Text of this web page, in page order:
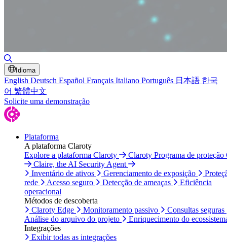
Idioma
English Deutsch Español Français Italiano Português 日本語 한국
어 繁體中文
Solicite uma demonstração
Plataforma
A plataforma Claroty
Explore a plataforma Claroty
Claroty Programa de proteção
Claire, the AI Security Agent
Inventário de ativos
Gerenciamento de exposição
rede
Acesso seguro Detecção de ameaças
Eficiência
operacional
Métodos de descoberta
Claroty Edge
Monitoramento passivo
Consultas seguras
Análise do arquivo do projeto
Enriquecimento do
Integrações
Exibir todas as integrações